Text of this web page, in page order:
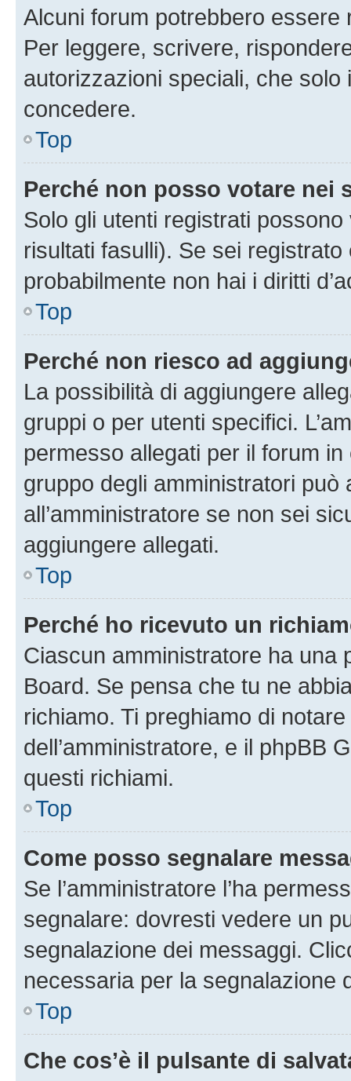
Alcuni forum potrebbero
Per leggere, scrivere,
autorizzazioni speciali, che solo
concedere.
Top
Perché non posso votare nei
Solo gli utenti registrati
risultati fasulli). Se sei
probabilmente non hai i diritti
Top
Perché non riesco ad
La possibilità di aggiungere
gruppi o per utenti specifici.
permesso allegati per il forum
gruppo degli amministratori può
all’amministratore se non sei
aggiungere allegati.
Top
Perché ho ricevuto un
Ciascun amministratore ha una
Board. Se pensa che tu ne
richiamo. Ti preghiamo di
dell’amministratore, e il phpBB
questi richiami.
Top
Come posso segnalare
Se l’amministratore l’ha
segnalare: dovresti vedere un
segnalazione dei messaggi.
necessaria per la segnalazione
Top
Che cos’è il pulsante di